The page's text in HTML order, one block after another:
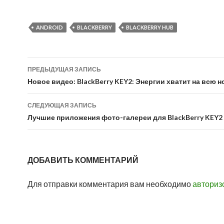
ANDROID BLACKBERRY BLACKBERRY HUB
Навигация
по
записям
ПРЕДЫДУЩАЯ ЗАПИСЬ
Новое видео: BlackBerry KEY2: Энергии хватит на всю
СЛЕДУЮЩАЯ ЗАПИСЬ
Лучшие приложения фото-галереи для BlackBerry KEY2
ДОБАВИТЬ КОММЕНТАРИЙ
Для отправки комментария вам необходимо